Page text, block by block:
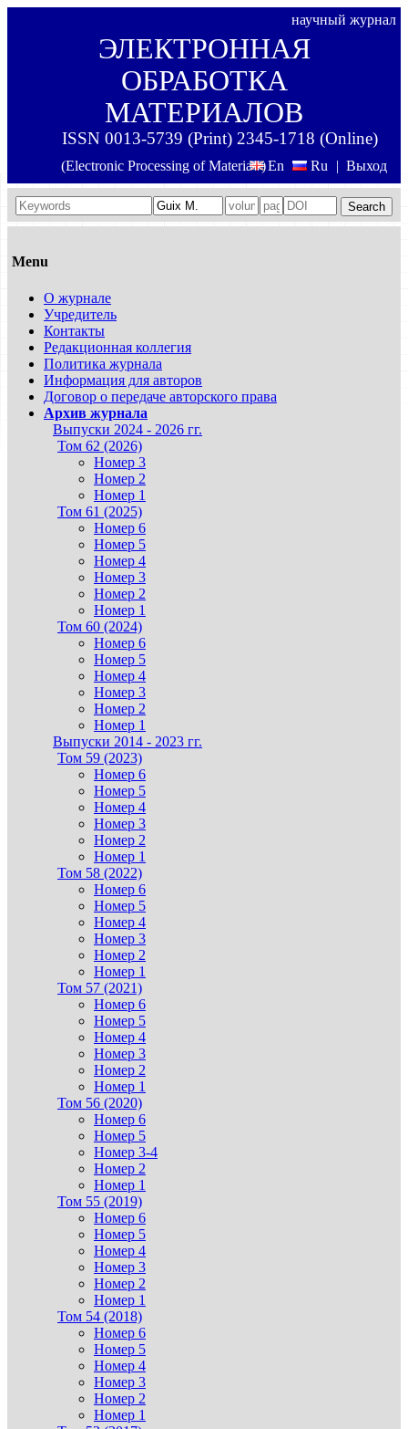
научный журнал
ЭЛЕКТРОННАЯ
ОБРАБОТКА
МАТЕРИАЛОВ
ISSN 0013-5739 (Print) 2345-1718 (Online)
(Electronic Processing of Materials) Выход
En Ru |
Search
Menu
О журнале
Учредитель
Контакты
Редакционная коллегия
Политика журнала
Информация для авторов
Договор о передаче авторского права
Архив журнала
Выпуски 2024 - 2026 гг.
Том 62 (2026)
Номер 3
Номер 2
Номер 1
Том 61 (2025)
Номер 6
Номер 5
Номер 4
Номер 3
Номер 2
Номер 1
Том 60 (2024)
Номер 6
Номер 5
Номер 4
Номер 3
Номер 2
Номер 1
Выпуски 2014 - 2023 гг.
Том 59 (2023)
Номер 6
Номер 5
Номер 4
Номер 3
Номер 2
Номер 1
Том 58 (2022)
Номер 6
Номер 5
Номер 4
Номер 3
Номер 2
Номер 1
Том 57 (2021)
Номер 6
Номер 5
Номер 4
Номер 3
Номер 2
Номер 1
Том 56 (2020)
Номер 6
Номер 5
Номер 3-4
Номер 2
Номер 1
Том 55 (2019)
Номер 6
Номер 5
Номер 4
Номер 3
Номер 2
Номер 1
Том 54 (2018)
Номер 6
Номер 5
Номер 4
Номер 3
Номер 2
Номер 1